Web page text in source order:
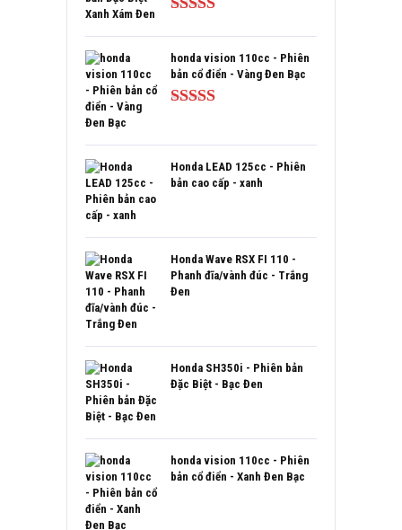
sao
honda vision 110cc - Phiên
bản cổ điển - Vàng Đen Bạc
Honda LEAD 125cc - Phiên
bản cao cấp - xanh
Honda Wave RSX FI 110 -
Phanh đĩa/vành đúc - Trắng
Đen
Honda SH350i - Phiên bản
Đặc Biệt - Bạc Đen
honda vision 110cc - Phiên
bản cổ điển - Xanh Đen Bạc